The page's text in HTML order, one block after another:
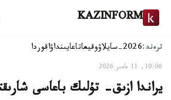
KAZINFORM
ترەند:2026-سايلاۋ وقيعاتاعايىنداۋاقوردا
10:06, 11 مامىر 2026
يراندا ازىق- تۇلىك باعاسى